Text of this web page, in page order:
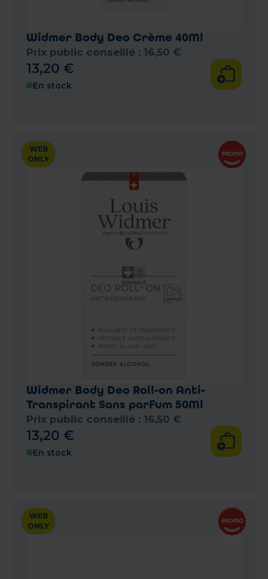
Widmer Body Deo Crème 40Ml
Prix public conseillé : 16,50 €
13,20 €
En stock
WEB
ONLY
Widmer Body Deo Roll-on Anti-
Transpirant Sans parfum 50Ml
Prix public conseillé : 16,50 €
13,20 €
En stock
WEB
ONLY